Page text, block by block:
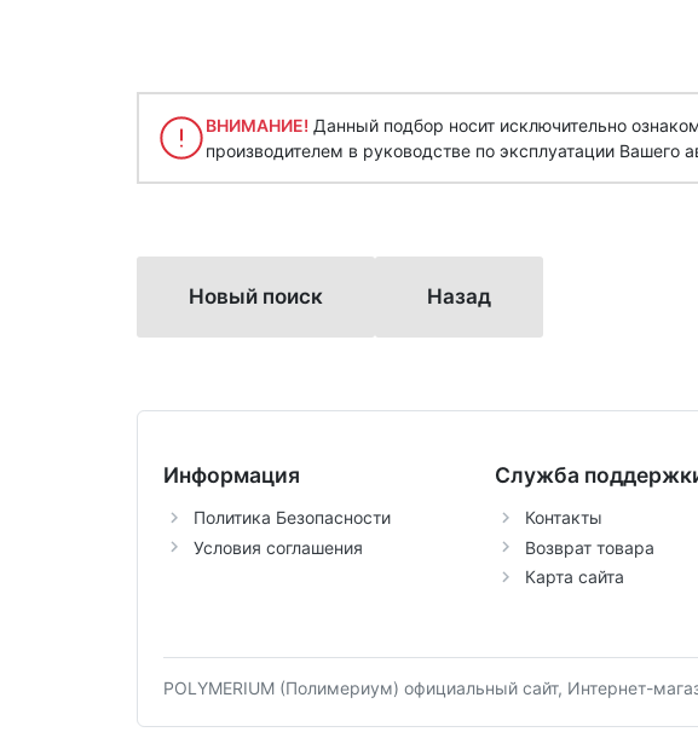
ВНИМАНИЕ! Данный подбор носит исключительно
производителем в руководстве по эксплуатации Вашего
Новый поиск Назад
Информация
Политика Безопасности
Условия соглашения
Служба
Контакты
Возврат товара
Карта сайта
POLYMERIUM (Полимериум) официальный сайт, Интернет-